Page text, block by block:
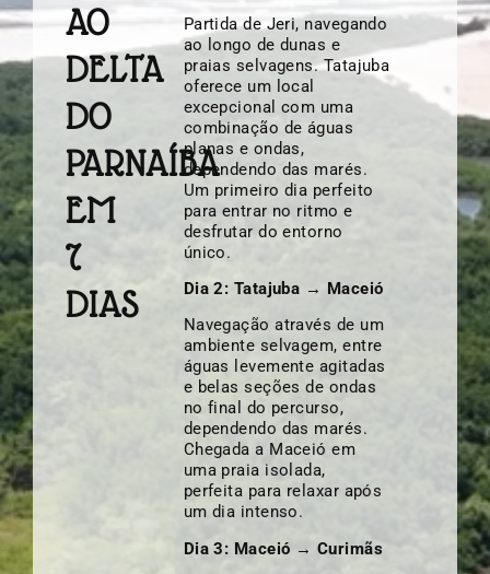
AO
DELTA
DO
PARNAÍBA
EM
7
DIAS
Partida de Jeri, navegando
ao longo de dunas e
praias selvagens. Tatajuba
oferece um local
excepcional com uma
combinação de águas
planas e ondas,
dependendo das marés.
Um primeiro dia perfeito
para entrar no ritmo e
desfrutar do entorno
único.
Dia 2: Tatajuba → Maceió
Navegação através de um
ambiente selvagem, entre
águas levemente agitadas
e belas seções de ondas
no final do percurso,
dependendo das marés.
Chegada a Maceió em
uma praia isolada,
perfeita para relaxar após
um dia intenso.
Dia 3: Maceió → Curimãs